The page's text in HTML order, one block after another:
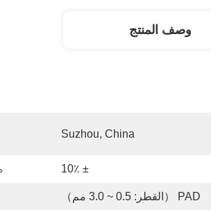
وصف المنتج
Suzhou, China
± 10٪
PAD （القطر: 0.5 ~ 3.0 مم）